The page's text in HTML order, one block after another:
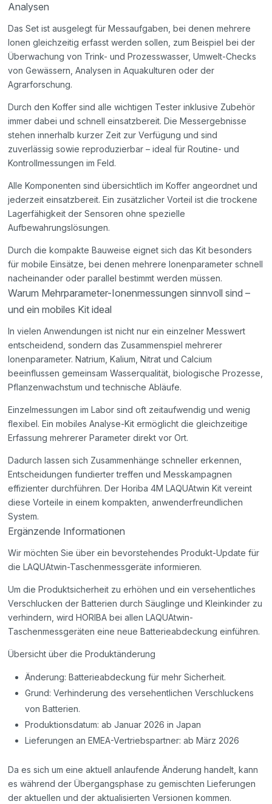
Analysen
Das Set ist ausgelegt für Messaufgaben, bei denen mehrere
Ionen gleichzeitig erfasst werden sollen, zum Beispiel bei der
Überwachung von Trink- und Prozesswasser, Umwelt-Checks
von Gewässern, Analysen in Aquakulturen oder der
Agrarforschung.
Durch den Koffer sind alle wichtigen Tester inklusive Zubehör
immer dabei und schnell einsatzbereit. Die Messergebnisse
stehen innerhalb kurzer Zeit zur Verfügung und sind
zuverlässig sowie reproduzierbar – ideal für Routine- und
Kontrollmessungen im Feld.
Alle Komponenten sind übersichtlich im Koffer angeordnet und
jederzeit einsatzbereit. Ein zusätzlicher Vorteil ist die trockene
Lagerfähigkeit der Sensoren ohne spezielle
Aufbewahrungslösungen.
Durch die kompakte Bauweise eignet sich das Kit besonders
für mobile Einsätze, bei denen mehrere Ionenparameter schnell
nacheinander oder parallel bestimmt werden müssen.
Warum Mehrparameter-Ionenmessungen sinnvoll sind –
und ein mobiles Kit ideal
In vielen Anwendungen ist nicht nur ein einzelner Messwert
entscheidend, sondern das Zusammenspiel mehrerer
Ionenparameter. Natrium, Kalium, Nitrat und Calcium
beeinflussen gemeinsam Wasserqualität, biologische Prozesse,
Pflanzenwachstum und technische Abläufe.
Einzelmessungen im Labor sind oft zeitaufwendig und wenig
flexibel. Ein mobiles Analyse-Kit ermöglicht die gleichzeitige
Erfassung mehrerer Parameter direkt vor Ort.
Dadurch lassen sich Zusammenhänge schneller erkennen,
Entscheidungen fundierter treffen und Messkampagnen
effizienter durchführen. Der Horiba 4M LAQUAtwin Kit vereint
diese Vorteile in einem kompakten, anwenderfreundlichen
System.
Ergänzende Informationen
Wir möchten Sie über ein bevorstehendes Produkt-Update für
die LAQUAtwin-Taschenmessgeräte informieren.
Um die Produktsicherheit zu erhöhen und ein versehentliches
Verschlucken der Batterien durch Säuglinge und Kleinkinder zu
verhindern, wird HORIBA bei allen LAQUAtwin-
Taschenmessgeräten eine neue Batterieabdeckung einführen.
Übersicht über die Produktänderung
Änderung: Batterieabdeckung für mehr Sicherheit.
Grund: Verhinderung des versehentlichen Verschluckens
von Batterien.
Produktionsdatum: ab Januar 2026 in Japan
Lieferungen an EMEA-Vertriebspartner: ab März 2026
Da es sich um eine aktuell anlaufende Änderung handelt, kann
es während der Übergangsphase zu gemischten Lieferungen
der aktuellen und der aktualisierten Versionen kommen.